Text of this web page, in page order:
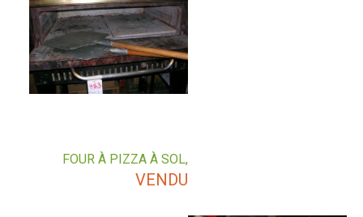
FOUR À PIZZA À SOL,
VENDU